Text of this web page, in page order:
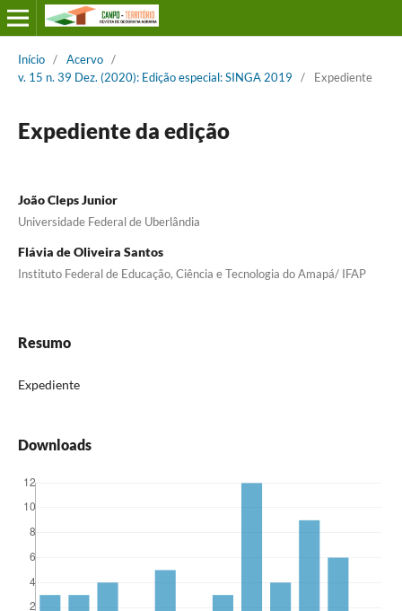
Início / Acervo /
v. 15 n. 39 Dez. (2020): Edição especial: SINGA 2019
/ Expediente
Expediente da edição
João Cleps Junior
Universidade Federal de Uberlândia
Flávia de Oliveira Santos
Instituto Federal de Educação, Ciência e Tecnologia do Amapá/ IFAP
Resumo
Expediente
Downloads